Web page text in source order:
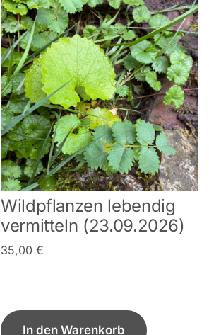
Wildpflanzen lebendig
vermitteln (23.09.2026)
35,00 €
In den Warenkorb